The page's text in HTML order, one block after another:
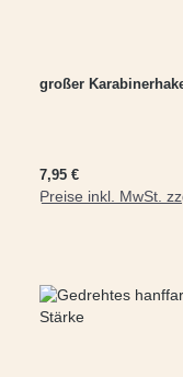
großer
Regulärer Preis:
7,95 €
Preise inkl. MwSt.